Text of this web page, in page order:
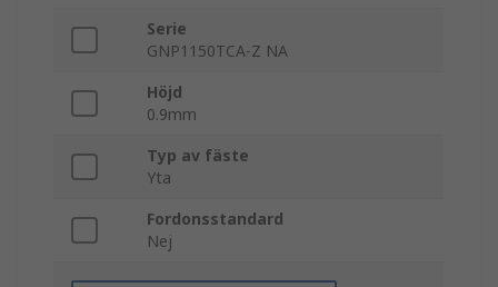
Serie
GNP1150TCA-Z NA
Höjd
0.9mm
Typ av fäste
Yta
Fordonsstandard
Nej